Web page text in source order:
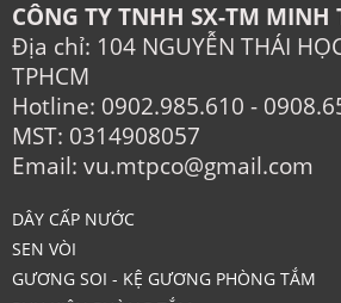
CÔNG TY TNHH SX-TM MINH
Địa chỉ: 104 NGUYỄN THÁI
TPHCM
Hotline: 0902.985.610 -
MST: 0314908057
Email: vu.mtpco@gmail.com
DÂY CẤP NƯỚC
SEN VÒI
GƯƠNG SOI - KỆ GƯƠNG PHÒNG TẮM